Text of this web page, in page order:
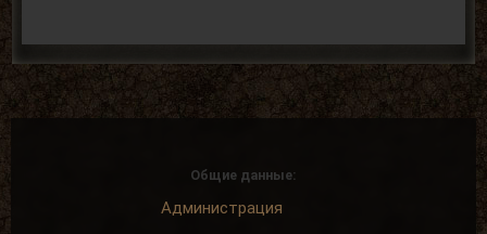
Общие данные:
Администрация